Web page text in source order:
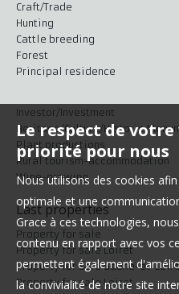
Craft/Trade
Hunting
Cattle breeding
Forest
Principal residence
Investor/Investment
Heritage/Culture/Historic
Plant productions
Rural tourism-accommodation
Wine-growing
Last properties
Property for sale
Property for sale Loiret
Property for sale Saône-et-Loire
Property for sale Loiret
Le respect de
priorité pour nous
Nous utilisons des cookies
optimale et une
Grace à ces technologies,
contenu en rapport avec vos
permettent également
la convivialité de notre site